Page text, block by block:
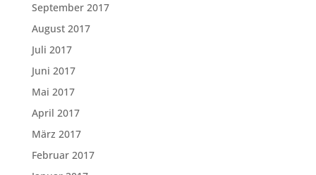
September 2017
August 2017
Juli 2017
Juni 2017
Mai 2017
April 2017
März 2017
Februar 2017